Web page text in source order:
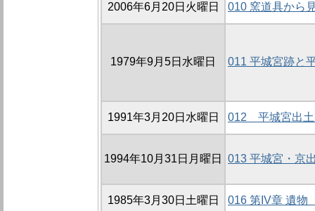
2006年6月20日火曜日 010 窯道具から
1979年9月5日水曜日 011 平城宮跡と
1991年3月20日水曜日 012 平城宮出土
1994年10月31日月曜日 013 平城宮・京
1985年3月30日土曜日 016 第IV章 遺物